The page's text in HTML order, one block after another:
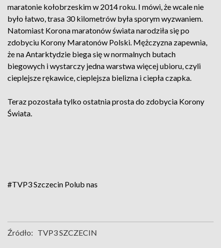
maratonie kołobrzeskim w 2014 roku. I mówi, że wcale nie
było łatwo, trasa 30 kilometrów była sporym wyzwaniem.
Natomiast Korona maratonów świata narodziła się po
zdobyciu Korony Maratonów Polski. Mężczyzna zapewnia,
że na Antarktydzie biega się w normalnych butach
biegowych i wystarczy jedna warstwa więcej ubioru, czyli
cieplejsze rękawice, cieplejsza bielizna i ciepła czapka.
Teraz pozostała tylko ostatnia prosta do zdobycia Korony
Świata.
#TVP3 Szczecin Polub nas
Źródło: TVP3 SZCZECIN